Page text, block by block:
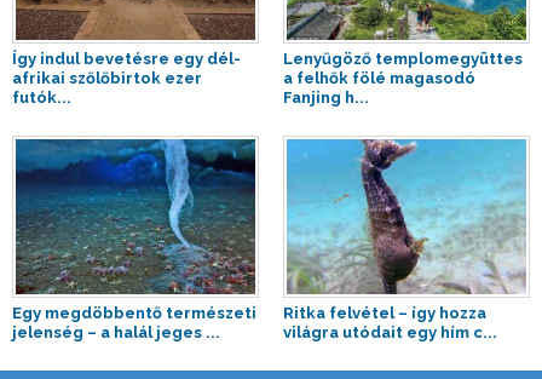
Így indul bevetésre egy dél-
afrikai szőlőbirtok ezer
futók...
Lenyűgöző templomegyüttes
a felhők fölé magasodó
Fanjing h...
Egy megdöbbentő természeti
jelenség – a halál jeges ...
Ritka felvétel – így hozza
világra utódait egy hím c...